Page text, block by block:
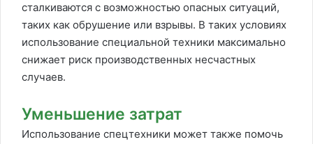
сталкиваются с возможностью опасных ситуаций,
таких как обрушение или взрывы. В таких условиях
использование специальной техники максимально
снижает риск производственных несчастных
случаев.
Уменьшение затрат
Использование спецтехники может также помочь